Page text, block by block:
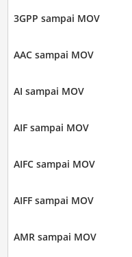
3GPP sampai MOV
AAC sampai MOV
AI sampai MOV
AIF sampai MOV
AIFC sampai MOV
AIFF sampai MOV
AMR sampai MOV